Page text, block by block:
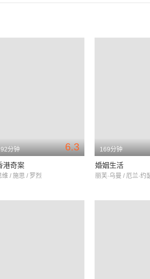
6.3
92分钟
港奇案
维 / 施思 / 罗烈
169分钟
婚姻生活